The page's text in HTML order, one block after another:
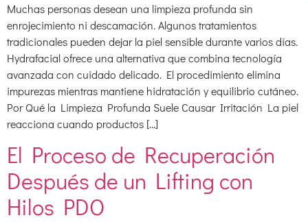
Muchas personas desean una limpieza profunda sin
enrojecimiento ni descamación. Algunos tratamientos
tradicionales pueden dejar la piel sensible durante varios días.
Hydrafacial ofrece una alternativa que combina tecnología
avanzada con cuidado delicado. El procedimiento elimina
impurezas mientras mantiene hidratación y equilibrio cutáneo.
Por Qué la Limpieza Profunda Suele Causar Irritación La piel
reacciona cuando productos […]
El Proceso de Recuperación
Después de un Lifting con
Hilos PDO